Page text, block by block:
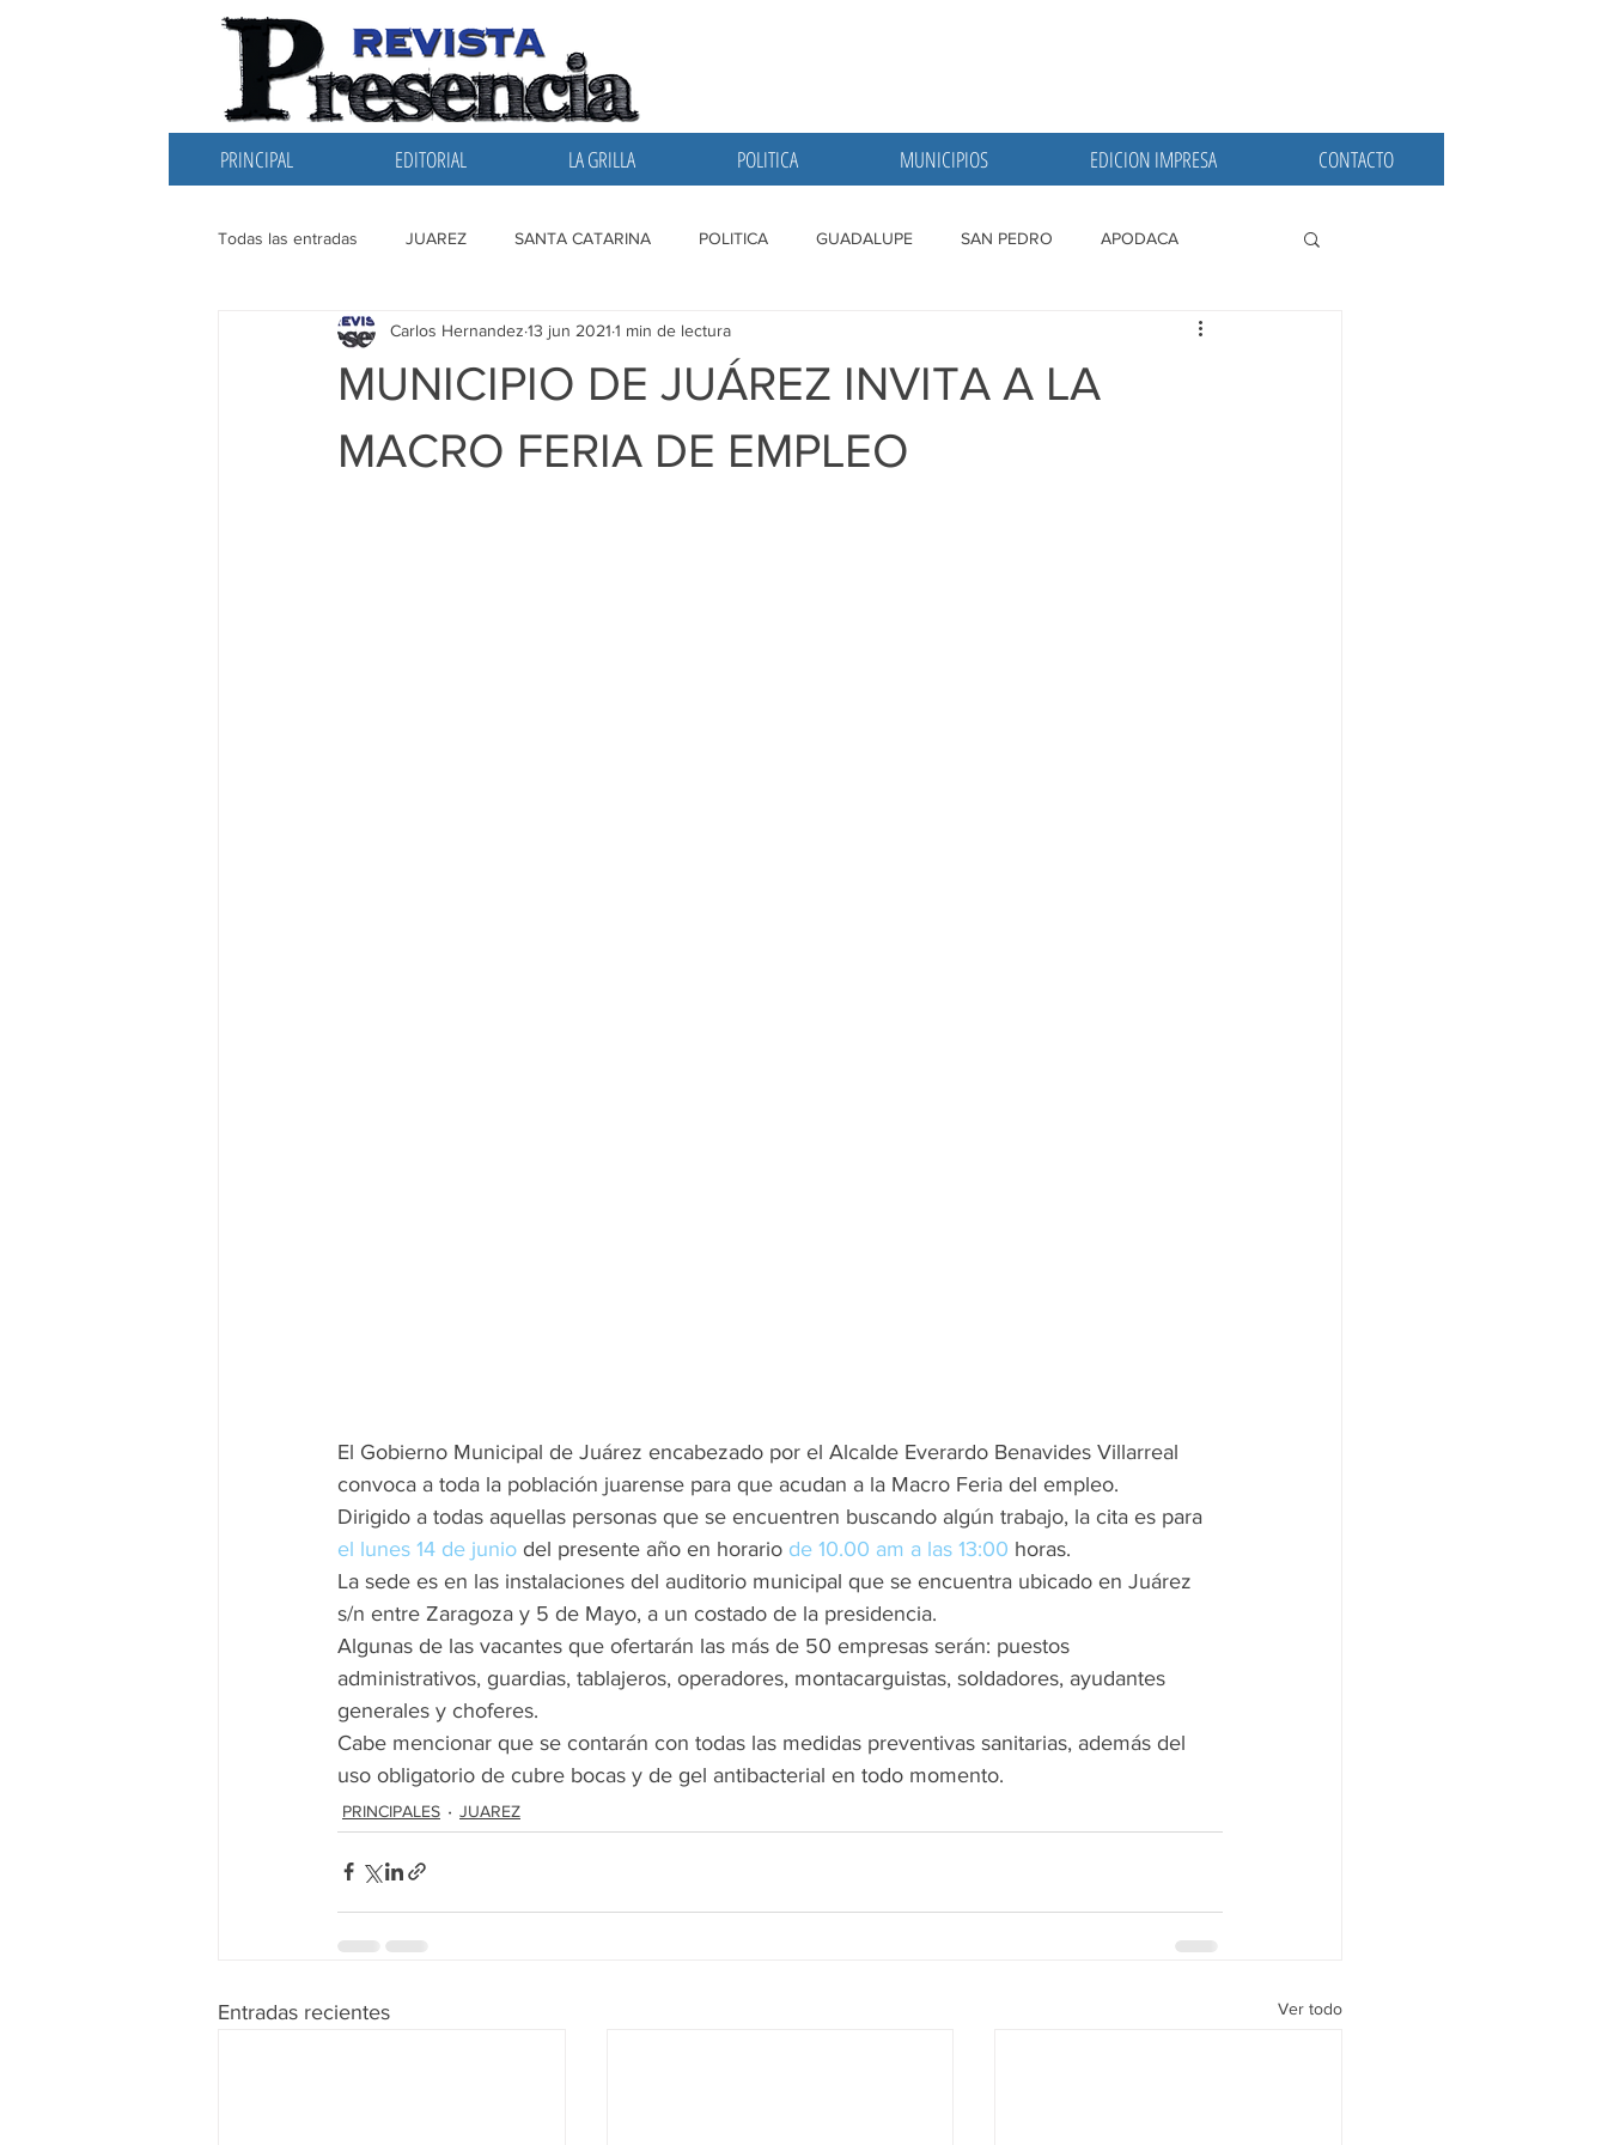
PRINCIPAL EDITORIAL LA GRILLA POLITICA MUNICIPIOS EDICION IMPRESA CONTACTO
Todas las entradas JUAREZ SANTA CATARINA POLITICA GUADALUPE SAN PEDRO APODACA
EDITORIAL SANTIAGO LA GRILLA SAN NICOLAS
MUNICIPIO DE JUÁREZ INVITA A LA
MACRO FERIA DE EMPLEO
Carlos Hernandez 13 jun 2021 1 min de lectura
El Gobierno Municipal de Juárez encabezado por el Alcalde Everardo Benavides Villarreal
convoca a toda la población juarense para que acudan a la Macro Feria del empleo.
Dirigido a todas aquellas personas que se encuentren buscando algún trabajo, la cita es para
el lunes 14 de junio del presente año en horario de 10.00 am a las 13:00 horas.
La sede es en las instalaciones del auditorio municipal que se encuentra ubicado en Juárez
s/n entre Zaragoza y 5 de Mayo, a un costado de la presidencia.
Algunas de las vacantes que ofertarán las más de 50 empresas serán: puestos
administrativos, guardias, tablajeros, operadores, montacarguistas, soldadores, ayudantes
generales y choferes.
Cabe mencionar que se contarán con todas las medidas preventivas sanitarias, además del
uso obligatorio de cubre bocas y de gel antibacterial en todo momento.
PRINCIPALES JUAREZ
Entradas recientes Ver todo